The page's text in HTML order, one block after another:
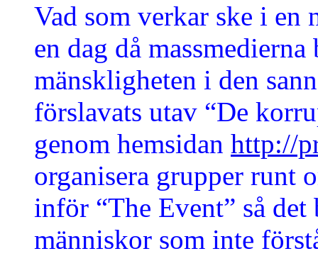
Vad som verkar ske i en
en dag då
mänskligheten i den
förslavats utav “De
genom hemsidan http://
organisera grupper runt
inför “The Event” så
människor som inte